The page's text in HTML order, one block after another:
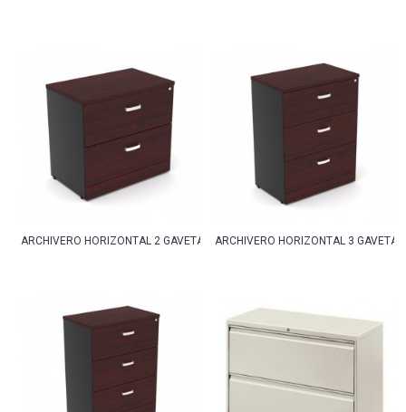
ARCHIVERO HORIZONTAL 2 GAVETAS ARCHIVERO HORIZONTAL 3 GAVETAS